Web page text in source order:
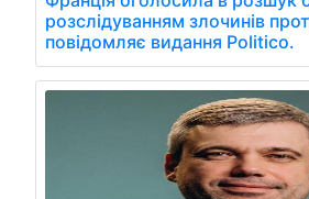
розслідуванням злочинів
повідомляє видання Politico.